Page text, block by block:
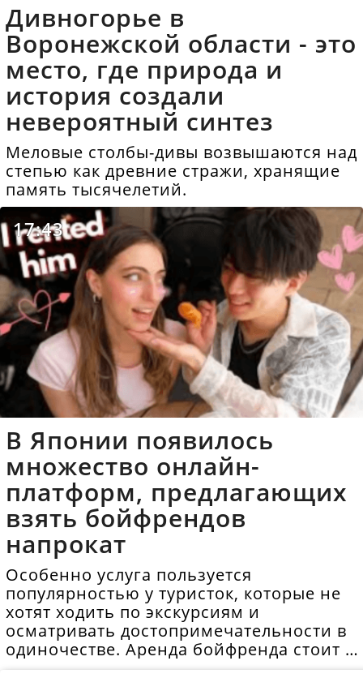
Дивногорье в
Воронежской области - это
место, где природа и
история создали
невероятный синтез
Меловые столбы-дивы возвышаются над
степью как древние стражи, хранящие
память тысячелетий.
17:43
В Японии появилось
множество онлайн-
платформ, предлагающих
взять бойфрендов
напрокат
Особенно услуга пользуется
популярностью у туристок, которые не
хотят ходить по экскурсиям и
осматривать достопримечательности в
одиночестве. Аренда бойфренда стоит в